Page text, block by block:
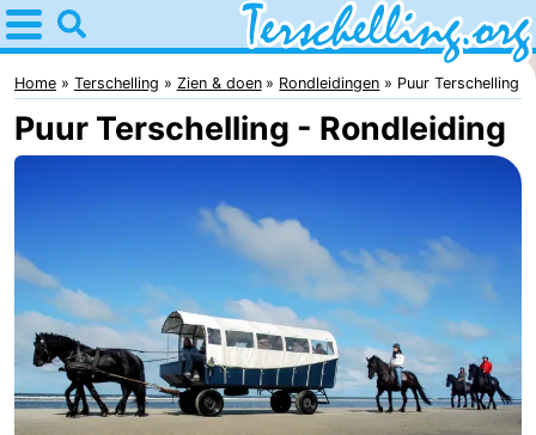
Home
Terschelling
Tips
Natuur
Jongeren
Overnachten
Home Terschelling Zien & doen Rondleidingen Puur Terschelling
Puur Terschelling - Rondleiding